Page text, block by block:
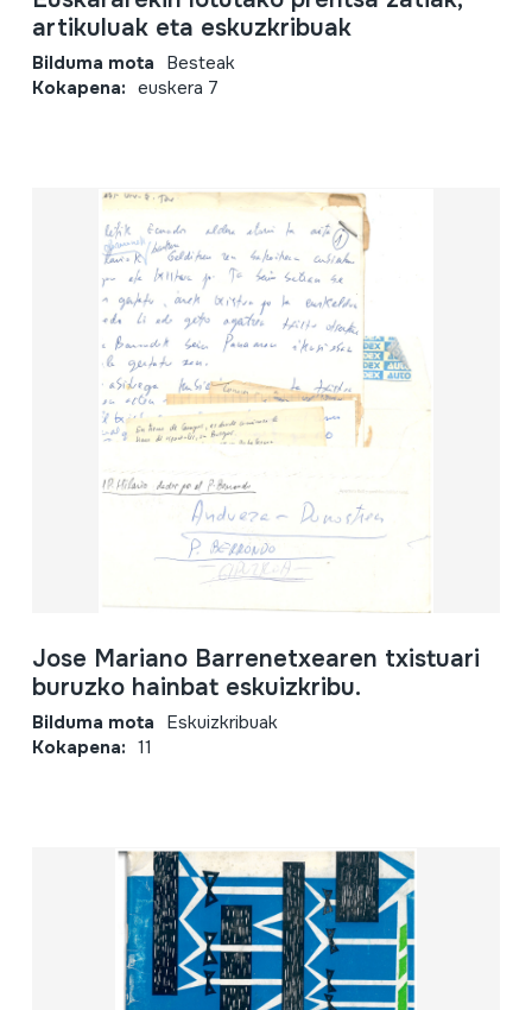
artikuluak eta eskuzkribuak
Bilduma mota Besteak
Kokapena: euskera 7
Jose Mariano Barrenetxearen txistuari
buruzko hainbat eskuizkribu.
Bilduma mota Eskuizkribuak
Kokapena: 11